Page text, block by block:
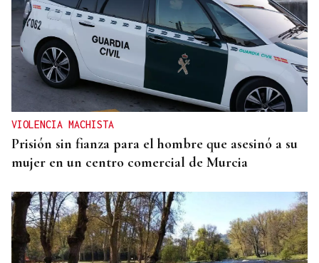
VIOLENCIA MACHISTA
Prisión sin fianza para el hombre que asesinó a su
mujer en un centro comercial de Murcia